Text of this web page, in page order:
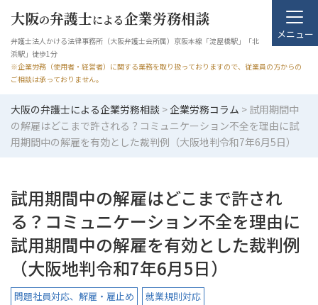
大阪の弁護士による企業労務相談
弁護士法人かける法律事務所（大阪弁護士会所属）京阪本線「淀屋橋駅」「北
浜駅」徒歩1分
※企業労務（使用者・経営者）に関する業務を取り扱っておりますので、従業員の方からの
ご相談は承っておりません。
メニュー
大阪の弁護士による企業労務相談 >企業労務コラム > 試用期間中
の解雇はどこまで許される？コミュニケーション不全を理由に試
用期間中の解雇を有効とした裁判例（大阪地判令和7年6月5日）
試用期間中の解雇はどこまで許され
る？コミュニケーション不全を理由に
試用期間中の解雇を有効とした裁判例
（大阪地判令和7年6月5日）
問題社員対応、解雇・雇止め 就業規則対応